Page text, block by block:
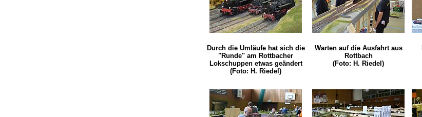
Durch die Umläufe hat sich die
"Runde" am Rottbacher
Lokschuppen etwas geändert
(Foto: H. Riedel)
Warten auf die Ausfahrt aus
Rottbach
(Foto: H. Riedel)